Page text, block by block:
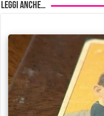
Leggi anche…